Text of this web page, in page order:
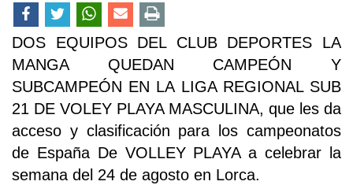
DOS EQUIPOS DEL CLUB DEPORTES LA
MANGA QUEDAN CAMPEÓN Y
SUBCAMPEÓN EN LA LIGA REGIONAL SUB
21 DE VOLEY PLAYA MASCULINA, que les da
acceso y clasificación para los campeonatos
de España De VOLLEY PLAYA a celebrar la
semana del 24 de agosto en Lorca.